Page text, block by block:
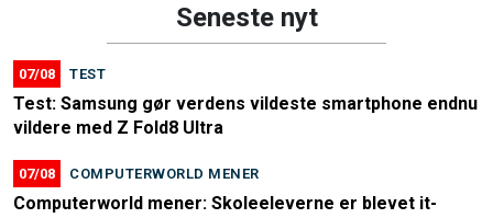
Seneste nyt
07/08 TEST
Test: Samsung gør verdens vildeste smartphone endnu
vildere med Z Fold8 Ultra
07/08 COMPUTERWORLD MENER
Computerworld mener: Skoleeleverne er blevet it-